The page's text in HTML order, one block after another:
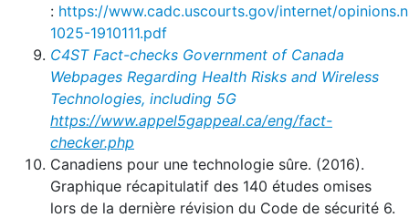
: https://www.cadc.uscourts.gov/internet/
1025-1910111.pdf
C4ST Fact-checks Government of Canada
Webpages Regarding Health Risks and Wireless
Technologies, including 5G
https://www.appel5gappeal.ca/eng/fact-
checker.php
Canadiens pour une technologie sûre. (2016).
Graphique récapitulatif des 140 études omises
lors de la dernière révision du Code de sécurité 6.